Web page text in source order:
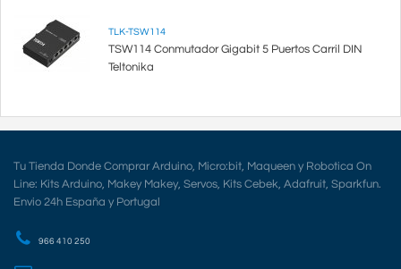
TLK-TSW114
TSW114 Conmutador Gigabit 5 Puertos Carril DIN
Teltonika
Tu Tienda Donde Comprar Arduino, Micro:bit, Maqueen y Robotica On
Line: Kits Arduino, Makey Makey, Servos, Kits Cebek, Adafruit, Sparkfun.
Envio 24h España y Portugal
966 410 250